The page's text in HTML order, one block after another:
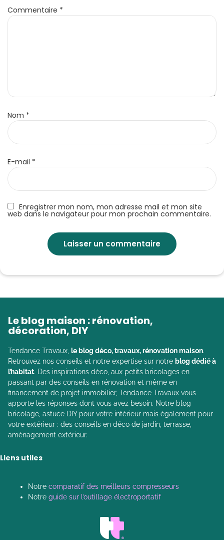
Enregistrer mon nom, mon adresse mail et mon site
web dans le navigateur pour mon prochain commentaire.
Commentaire *
Nom *
E-mail *
Le blog maison : rénovation,
décoration, DIY
Tendance Travaux, le blog déco, travaux, rénovation maison.
Retrouvez nos conseils et notre expertise sur notre blog dédié à
l’habitat. Des inspirations déco, aux petits bricolages en
passant par des conseils en rénovation et même en
financement de projet immobilier, Tendance Travaux vous
apporte les réponses dont vous avez besoin. Notre blog
bricolage, astuce DIY pour votre intérieur mais également pour
votre extérieur : des conseils en déco de jardin, terrasse,
aménagement extérieur.
Liens utiles
Notre comparatif des meilleurs compresseurs
Notre guide sur l’outillage électroportatif